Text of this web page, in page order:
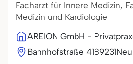
Facharzt für Innere Medizin,
Medizin und Kardiologie
AREION GmbH -
Bahnhofstraße 4189231